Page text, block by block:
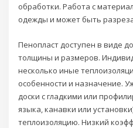
обработки. Работа с
одежды и может быть
Пенопласт доступен в виде
толщины и размеров.
несколько иные
особенности и назначение.
доски с гладкими или
языка, канавки или
теплоизоляцию. Низкий